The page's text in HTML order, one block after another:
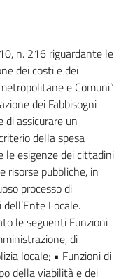
n. 216 riguardante le
dei costi e dei
e Comuni”
dei Fabbisogni
di assicurare un
della spesa
le esigenze dei cittadini
risorse pubbliche, in
processo di
Locale.
le seguenti Funzioni
di
locale; • Funzioni di
della viabilità e dei